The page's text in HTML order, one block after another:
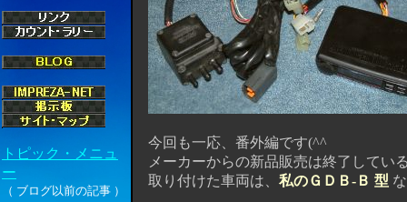
今回も一応、番外編です(^^ゞ
メーカーからの新品販売は終了してい
取り付けた車両は、 私のＧＤＢ-Ｂ 型